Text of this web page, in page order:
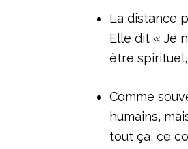
La distance
Elle dit « Je
être
Comme
humains,
tout ça, ce